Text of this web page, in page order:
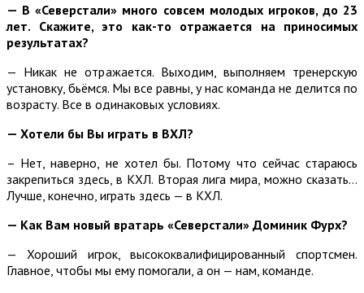
— В «Северстали» много совсем молодых игроков, до 23
лет. Скажите, это как-то отражается на приносимых
результатах?
— Никак не отражается. Выходим, выполняем тренерскую
установку, бьёмся. Мы все равны, у нас команда не делится по
возрасту. Все в одинаковых условиях.
— Хотели бы Вы играть в ВХЛ?
– Нет, наверно, не хотел бы. Потому что сейчас стараюсь
закрепиться здесь, в КХЛ. Вторая лига мира, можно сказать…
Лучше, конечно, играть здесь — в КХЛ.
— Как Вам новый вратарь «Северстали» Доминик Фурх?
— Хороший игрок, высококвалифицированный спортсмен.
Главное, чтобы мы ему помогали, а он — нам, команде.